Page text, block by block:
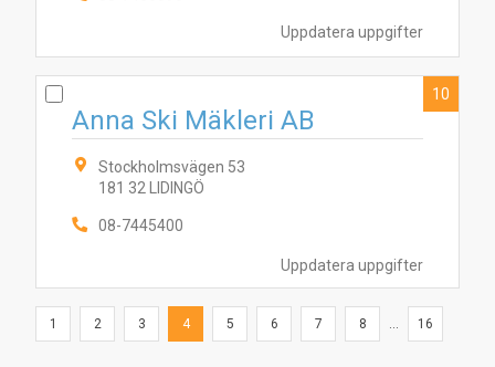
Uppdatera uppgifter
Uppdatera uppgifter
Anna Ski Mäkleri AB
Stockholmsvägen 53
181 32 LIDINGÖ
08-7445400
10
1 2 3 4 5 6 7 8 ... 16